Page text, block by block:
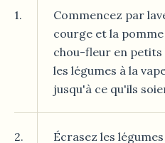
1.
Commencez par
courge et la
chou-fleur en petits
les légumes à la
jusqu'à ce qu'ils
2.
Écrasez les